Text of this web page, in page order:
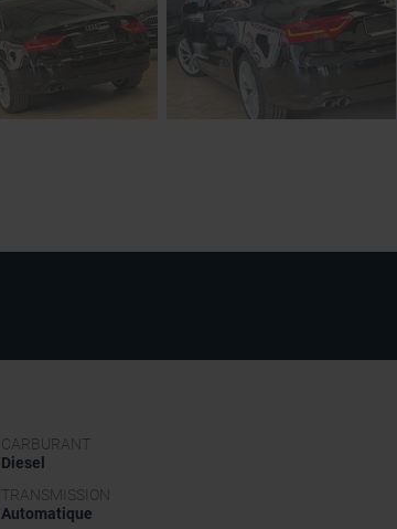
CARBURANT
Diesel
TRANSMISSION
Automatique